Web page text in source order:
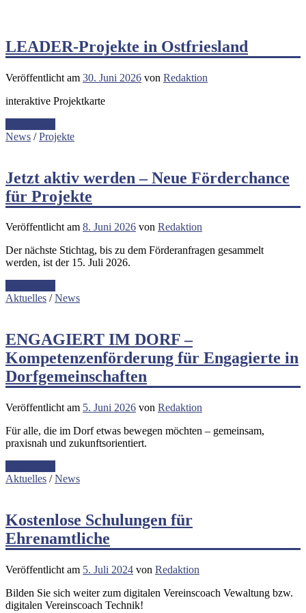
LEADER-Projekte in Ostfriesland
Veröffentlicht am 30. Juni 2026 von Redaktion
interaktive Projektkarte
News /Projekte
Jetzt aktiv werden – Neue Förderchance
für Projekte
Veröffentlicht am 8. Juni 2026 von Redaktion
Der nächste Stichtag, bis zu dem Förderanfragen gesammelt
werden, ist der 15. Juli 2026.
Aktuelles /News
ENGAGIERT IM DORF –
Kompetenzenförderung für Engagierte in
Dorfgemeinschaften
Veröffentlicht am 5. Juni 2026 von Redaktion
Für alle, die im Dorf etwas bewegen möchten – gemeinsam,
praxisnah und zukunftsorientiert.
Aktuelles /News
Kostenlose Schulungen für
Ehrenamtliche
Veröffentlicht am 5. Juli 2024 von Redaktion
Bilden Sie sich weiter zum digitalen Vereinscoach Vewaltung bzw.
digitalen Vereinscoach Technik!